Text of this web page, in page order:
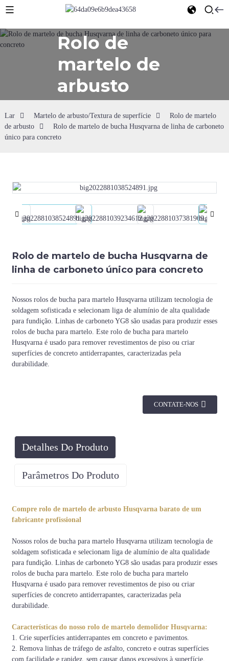
Rolo de
martelo de
arbusto
Lar Martelo de arbusto/Textura de superfície
Rolo de martelo
de arbusto
Rolo de martelo de bucha Husqvarna de linha de carboneto
único para concreto
Rolo de martelo de bucha Husqvarna de
linha de carboneto único para concreto
Nossos rolos de bucha para martelo Husqvarna utilizam tecnologia de
soldagem sofisticada e selecionam liga de alumínio de alta qualidade
para fundição. Linhas de carboneto YG8 são usadas para produzir esses
rolos de bucha para martelo. Este rolo de bucha para martelo
Husqvarna é usado para remover revestimentos de piso ou criar
superfícies de concreto antiderrapantes, caracterizadas pela
durabilidade.
CONTATE-NOS
Detalhes Do Produto
Parâmetros Do Produto
Compre rolo de martelo de arbusto Husqvarna barato de um
fabricante profissional
Nossos rolos de bucha para martelo Husqvarna utilizam tecnologia de
soldagem sofisticada e selecionam liga de alumínio de alta qualidade
para fundição. Linhas de carboneto YG8 são usadas para produzir esses
rolos de bucha para martelo. Este rolo de bucha para martelo
Husqvarna é usado para remover revestimentos de piso ou criar
superfícies de concreto antiderrapantes, caracterizadas pela
durabilidade.
Características do nosso rolo de martelo demolidor Husqvarna:
1. Crie superfícies antiderrapantes em concreto e pavimentos.
2. Remova linhas de tráfego de asfalto, concreto e outras superfícies
com facilidade e rapidez, sem causar danos excessivos à superfície.
Lixadeiras de piso Husqvarna